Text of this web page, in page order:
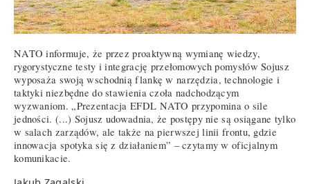
NATO informuje, że przez proaktywną wymianę wiedzy,
rygorystyczne testy i integrację przełomowych pomysłów Sojusz
wyposaża swoją wschodnią flankę w narzędzia, technologie i
taktyki niezbędne do stawienia czoła nadchodzącym
wyzwaniom. „Prezentacja EFDL NATO przypomina o sile
jedności. (...) Sojusz udowadnia, że postępy nie są osiągane tylko
w salach zarządów, ale także na pierwszej linii frontu, gdzie
innowacja spotyka się z działaniem” – czytamy w oficjalnym
komunikacie.